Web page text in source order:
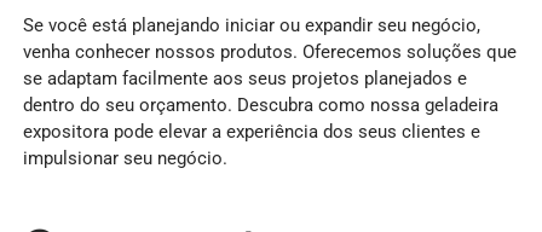
Se você está planejando iniciar ou expandir seu negócio,
venha conhecer nossos produtos. Oferecemos soluções que
se adaptam facilmente aos seus projetos planejados e
dentro do seu orçamento. Descubra como nossa geladeira
expositora pode elevar a experiência dos seus clientes e
impulsionar seu negócio.